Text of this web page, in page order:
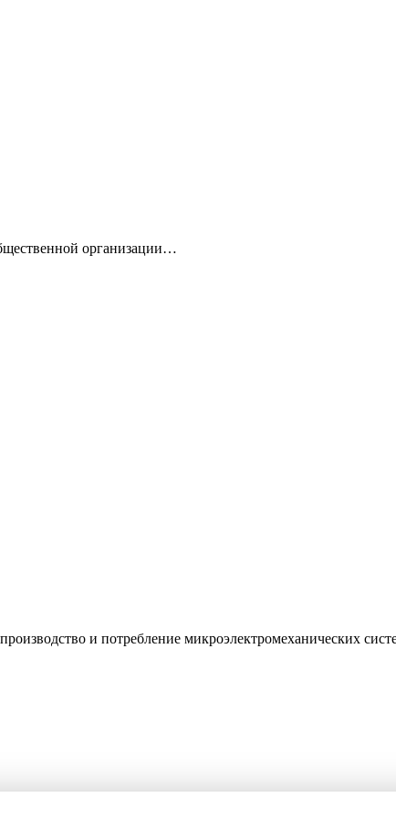
организации…
и потребление микроэлектромеханических